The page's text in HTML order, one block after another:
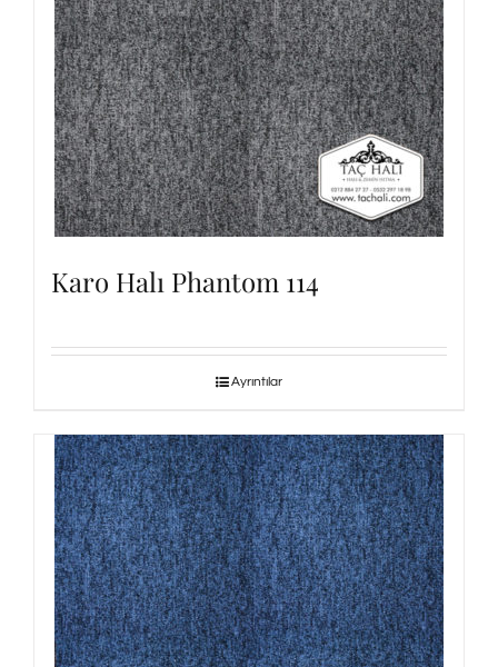
Karo Halı Phantom 114
Ayrıntılar